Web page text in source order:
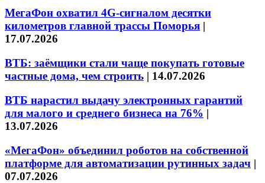
МегаФон охватил 4G-сигналом десятки
километров главной трассы Поморья |
17.07.2026
ВТБ: заёмщики стали чаще покупать готовые
частные дома, чем строить | 14.07.2026
ВТБ нарастил выдачу электронных гарантий
для малого и среднего бизнеса на 76% |
13.07.2026
«МегаФон» объединил роботов на собственной
платформе для автоматизации рутинных задач |
07.07.2026